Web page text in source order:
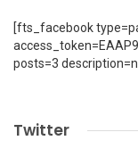
[fts_facebook
posts=3
Twitter